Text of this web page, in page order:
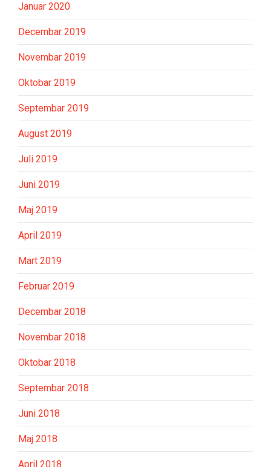
Januar 2020
Decembar 2019
Novembar 2019
Oktobar 2019
Septembar 2019
August 2019
Juli 2019
Juni 2019
Maj 2019
April 2019
Mart 2019
Februar 2019
Decembar 2018
Novembar 2018
Oktobar 2018
Septembar 2018
Juni 2018
Maj 2018
April 2018